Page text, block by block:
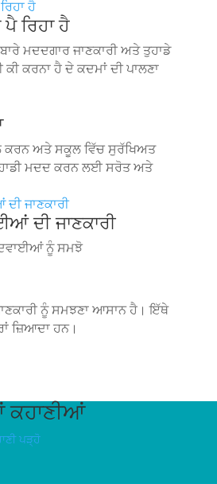
ਰਿਹਾ ਹੈ
ਮਦਦਗਾਰ ਜਾਣਕਾਰੀ ਅਤੇ ਤੁਹਾਡੇ
ਕਰਨਾ ਹੈ ਦੇ ਕਦਮਾਂ ਦੀ ਪਾਲਣਾ
ਕਰਨ ਅਤੇ ਸਕੂਲ ਵਿੱਚ ਸੁਰੱਖਿਅਤ
ਮਦਦ ਕਰਨ ਲਈ ਸਰੋਤ ਅਤੇ
ਦੀ ਜਾਣਕਾਰੀ
ਨੂੰ ਸਮਝੋ
ਨੂੰ ਸਮਝਣਾ ਆਸਾਨ ਹੈ। ਇੱਥੇ
ਜ਼ਿਆਦਾ ਹਨ।
ਕਹਾਣੀਆਂ
ਪੜ੍ਹੋ